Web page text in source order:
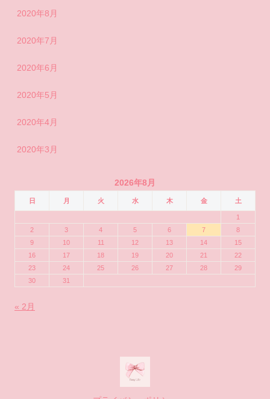
2020年8月
2020年7月
2020年6月
2020年5月
2020年4月
2020年3月
2026年8月
日 月 火 水 木 金 土
1
2
3 4 5 6 7
8
9
10 11 12 13 14
15
16
17 18 19 20 21
22
23
24 25 26 27 28
29
30
31
« 2月